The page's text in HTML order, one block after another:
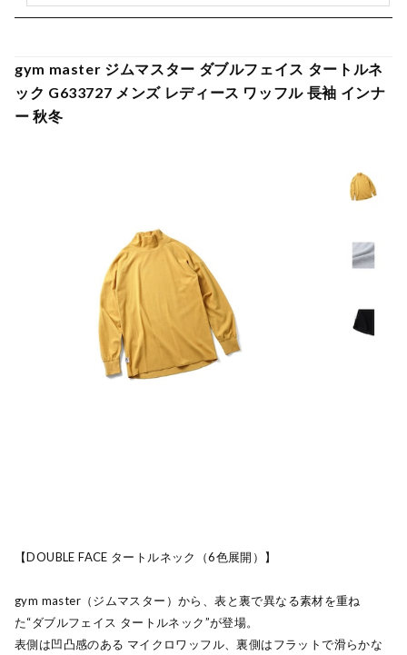
gym master ジムマスター ダブルフェイス タートルネ
ック G633727 メンズ レディース ワッフル 長袖 インナ
ー 秋冬
【DOUBLE FACE タートルネック（6色展開）】
gym master（ジムマスター）から、表と裏で異なる素材を重ね
た“ダブルフェイス タートルネック”が登場。
表側は凹凸感のある マイクロワッフル、裏側はフラットで滑らかな